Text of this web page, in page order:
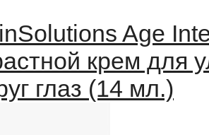
Age
крем для
глаз (14 мл.)